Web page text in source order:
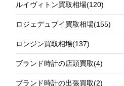
ルイヴィトン買取相場(120)
ロジェデュブイ買取相場(155)
ロンジン買取相場(137)
ブランド時計の店頭買取(4)
ブランド時計の出張買取(2)